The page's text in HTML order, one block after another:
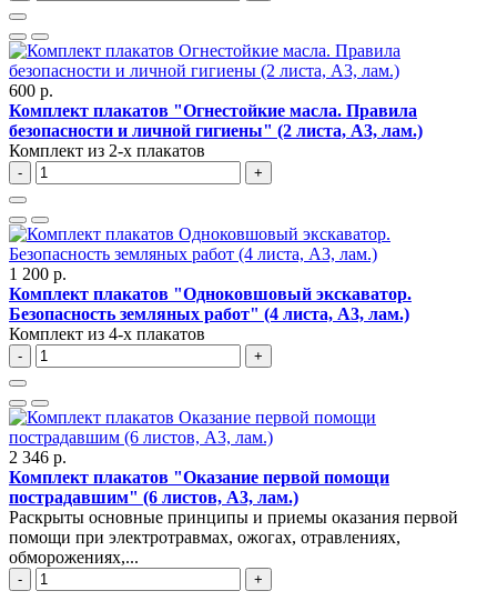
600 р.
Комплект плакатов "Огнестойкие масла. Правила
безопасности и личной гигиены" (2 листа, A3, лам.)
Комплект из 2-х плакатов
- +
1 200 р.
Комплект плакатов "Одноковшовый экскаватор.
Безопасность земляных работ" (4 листа, A3, лам.)
Комплект из 4-х плакатов
- +
2 346 р.
Комплект плакатов "Оказание первой помощи
пострадавшим" (6 листов, A3, лам.)
Раскрыты основные принципы и приемы оказания первой
помощи при электротравмах, ожогах, отравлениях,
обморожениях,...
- +